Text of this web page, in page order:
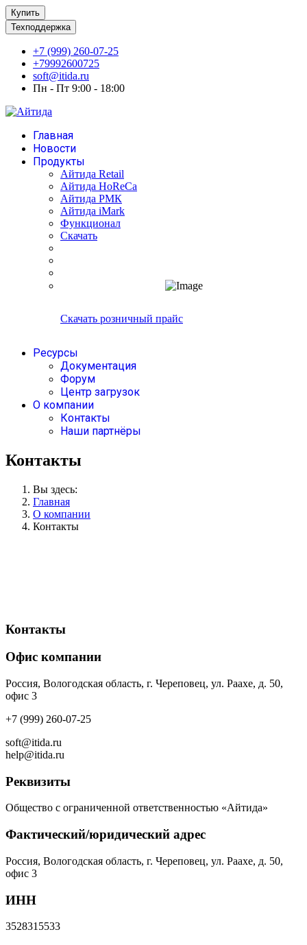
Купить
Техподдержка
+7 (999) 260-07-25
+79992600725
soft@itida.ru
Пн - Пт 9:00 - 18:00
Главная
Новости
Продукты
Айтида Retail
Айтида HoReCa
Айтида РМК
Айтида iMark
Функционал
Скачать
Скачать розничный прайс
Ресурсы
Документация
Форум
Центр загрузок
О компании
Контакты
Наши партнёры
Контакты
Вы здесь:
Главная
О компании
Контакты
Контакты
Офис компании
Россия, Вологодская область, г. Череповец, ул. Раахе, д. 50,
офис 3
+7 (999) 260-07-25
soft@itida.ru
help@itida.ru
Реквизиты
Общество с ограниченной ответственностью «Айтида»
Фактический/юридический адрес
Россия, Вологодская область, г. Череповец, ул. Раахе, д. 50,
офис 3
ИНН
3528315533